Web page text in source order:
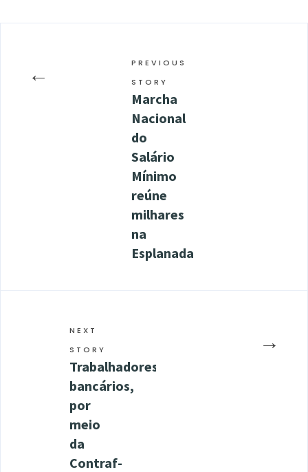
←
PREVIOUS
STORY
Marcha
Nacional
do
Salário
Mínimo
reúne
milhares
na
Esplanada
→
NEXT
STORY
Trabalhadores
bancários,
por
meio
da
Contraf-